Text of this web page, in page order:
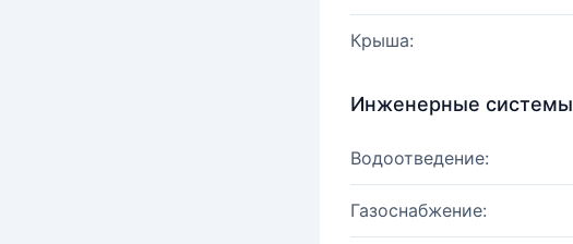
Крыша:
Инженерные системы
Водоотведение:
Газоснабжение: